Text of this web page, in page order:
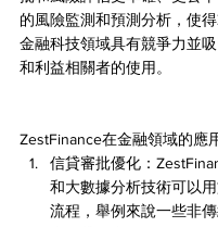
的風險監測和預測分析，使
金融科技領域具有競爭力並
和利益相關者的使用。
ZestFinance在金融領域的應
信貸審批優化：
和大數據分析技術可以
流程，舉例來說一些非